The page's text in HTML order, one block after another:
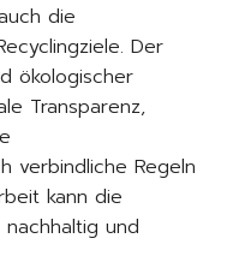
die
Der
ökologischer
Transparenz,
verbindliche Regeln
kann die
und